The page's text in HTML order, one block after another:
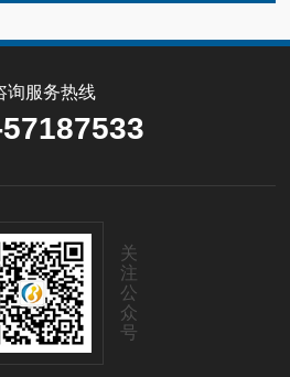
询服务热线
关
注
公
众
号